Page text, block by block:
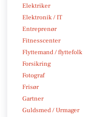
Elektriker
Elektronik / IT
Entreprenør
Fitnesscenter
Flyttemand / flyttefolk
Forsikring
Fotograf
Frisør
Gartner
Guldsmed / Urmager